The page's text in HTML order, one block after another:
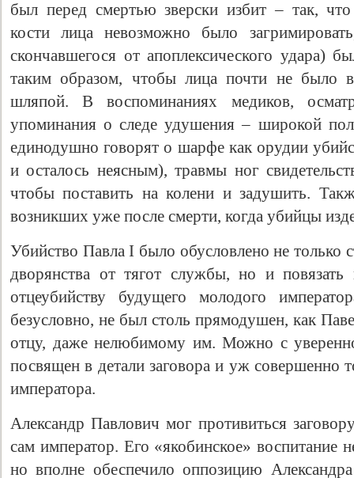
был перед смертью зверски избит – так,
кости лица невозможно было
скончавшегося от апоплексического удара)
таким образом, чтобы лица почти не было
шляпой. В воспоминаниях медиков,
упоминания о следе удушения – широкой
единодушно говорят о шарфе как орудии
и осталось неясным), травмы ног
чтобы поставить на колени и задушить.
возникших уже после смерти, когда убийцы
Убийство Павла I было обусловлено не только
дворянства от тягот службы, но и повязать
отцеубийству будущего молодого
безусловно, не был столь прямодушен, как
отцу, даже нелюбимому им. Можно с
посвящен в детали заговора и уж совершенно
императора.
Александр Павлович мог противиться
сам император. Его «якобинское» воспитание
но вполне обеспечило оппозицию